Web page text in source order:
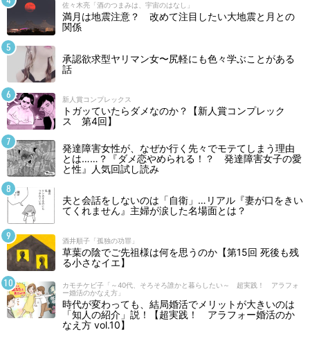
佐々木亮「酒のつまみは、宇宙のはなし」
満月は地震注意？ 改めて注目したい大地震と月との
関係
承認欲求型ヤリマン女〜尻軽にも色々学ぶことがある
話
新人賞コンプレックス
トガッていたらダメなのか？【新人賞コンプレック
ス 第4回】
発達障害女性が、なぜか行く先々でモテてしまう理由
とは……？『ダメ恋やめられる！？ 発達障害女子の愛
と性』人気回試し読み
夫と会話をしないのは「自衛」…リアル『妻が口をきい
てくれません』主婦が涙した名場面とは？
酒井順子「孤独の功罪」
草葉の陰でご先祖様は何を思うのか【第15回 死後も残
る小さなイエ】
カモチケビ子「～40代、そろそろ誰かと暮らしたい～ 超実践！ アラフォ
ー婚活のかなえ方」
時代が変わっても、結局婚活でメリットが大きいのは
「知人の紹介」説！【超実践！ アラフォー婚活のか
なえ方 vol.10】